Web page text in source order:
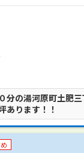
分の湯河原町土肥三
あります！！